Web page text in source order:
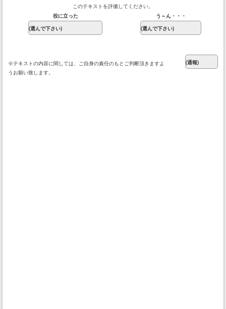
このテキストを評価してください。
役に立った
う～ん・・・
※テキストの内容に関しては、ご自身の責任のもとご判断頂きますよ
うお願い致します。